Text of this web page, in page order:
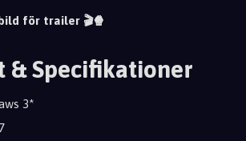
för trailer 🎬🍿
Specifikationer
3*